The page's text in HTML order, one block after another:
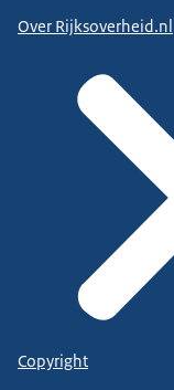
Over Rijksoverheid.nl
Copyright